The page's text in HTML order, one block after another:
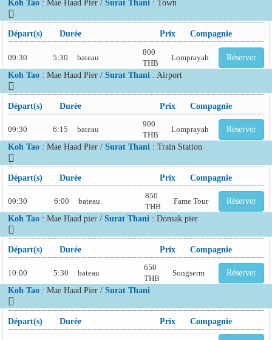
Koh Tao: Mae Haad Pier / Surat Thani: Town
Départ(s) Durée Prix Compagnie
09:30 5:30 bateau
800
THB
Lomprayah Réserver
Koh Tao: Mae Haad Pier / Surat Thani : Airport
Départ(s) Durée Prix Compagnie
09:30 6:15 bateau
900
THB
Lomprayah Réserver
Koh Tao: Mae Haad Pier / Surat Thani : Train Station
Départ(s) Durée Prix Compagnie
09:30 6:00 bateau
850
THB
Fame Tour Réserver
Koh Tao: Mae Haad pier / Surat Thani : Donsak pier
Départ(s) Durée Prix Compagnie
10:00 5:30 bateau
650
THB
Songserm Réserver
Koh Tao: Mae Haad Pier / Surat Thani
Départ(s) Durée Prix Compagnie